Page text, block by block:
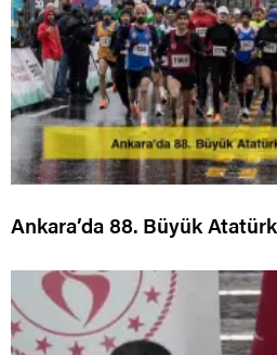
Ankara’da 88. Büyük